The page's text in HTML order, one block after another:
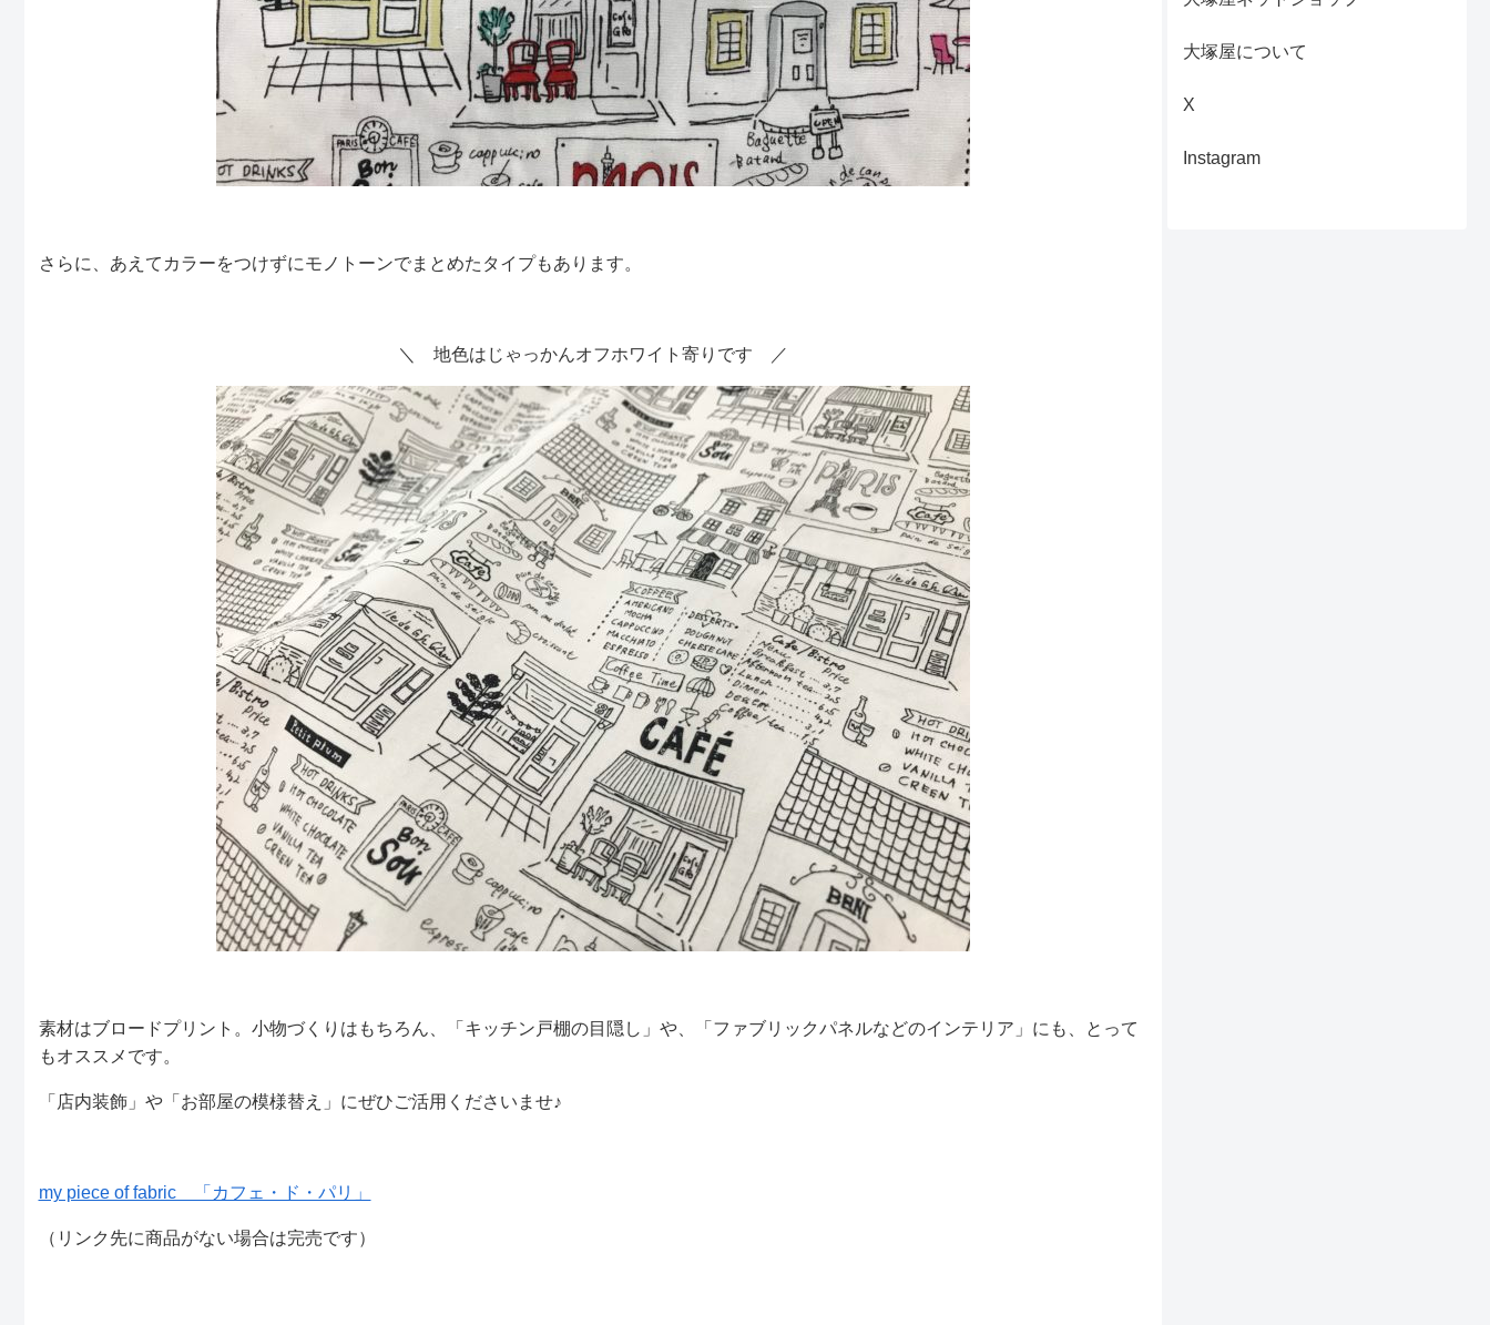
さらに、あえてカラーをつけずにモノトーンでまとめたタイプもあります。
＼ 地色はじゃっかんオフホワイト寄りです ／
素材はブロードプリント。小物づくりはもちろん、「キッチン戸棚の目隠し」や、「ファブリックパネルなどのインテリア」にも、とって
もオススメです。
「店内装飾」や「お部屋の模様替え」にぜひご活用くださいませ♪
my piece of fabric 「カフェ・ド・パリ」
（リンク先に商品がない場合は完売です）
大塚屋について
X
Instagram